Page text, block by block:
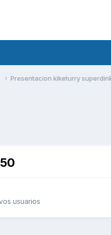
Presentacion kiketurry
usuarios